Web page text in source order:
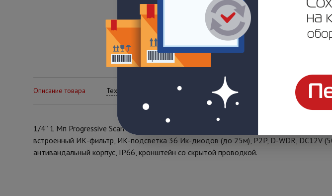
Описание товара Технические характеристики Сертификаты и паспорта
1/4” 1 Мп Progressive Scan CMOS OV9712, фиксированный объектив 2.8мм, 0.6 Лк
встроенный ИК-фильтр, ИК-подсветка 36 Ик-диодов (до 25м), P2P, D-WDR, DC12V
антивандальный корпус, IР66, кронштейн со скрытой проводкой.